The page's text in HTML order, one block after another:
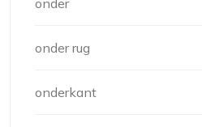
onder rug
onderkant